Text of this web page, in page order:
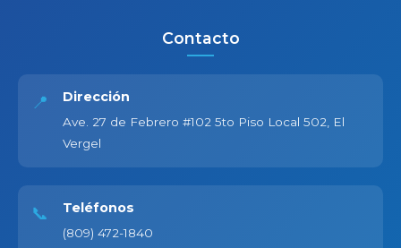
Contacto
📍 Dirección
Ave. 27 de Febrero #102 5to Piso Local 502, El
Vergel
📞 Teléfonos
(809) 472-1840